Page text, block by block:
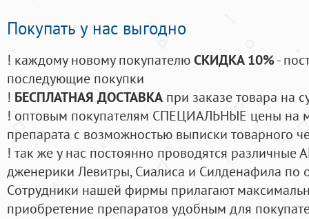
Покупать у нас выгодно
! каждому новому покупателюСКИДКА 10%-
последующие покупки
! БЕСПЛАТНАЯ ДОСТАВКА при заказе товара на
! оптовым покупателям СПЕЦИАЛЬНЫЕ цены на
препарата с возможностью выписки товарного
! так же у нас постоянно проводятся
дженерики Левитры, Сиалиса и Силденафила по
Cотрудники нашей фирмы прилагают
приобретение препаратов удобным для